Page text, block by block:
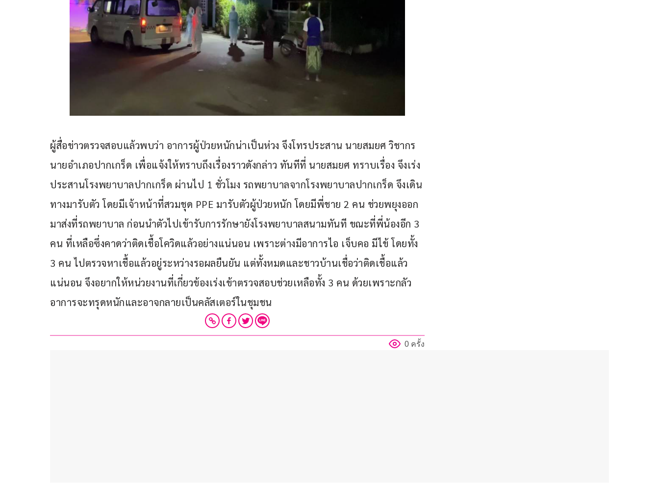
ผู้สื่อข่าวตรวจสอบแล้วพบว่า อาการผู้ป่วยหนักน่าเป็นห่วง จึงโทรประสาน นายสมยศ วิชากร
นายอำเภอปากเกร็ด เพื่อแจ้งให้ทราบถึงเรื่องราวดังกล่าว ทันทีที่ นายสมยศ ทราบเรื่อง จึงเร่ง
ประสานโรงพยาบาลปากเกร็ด ผ่านไป 1 ชั่วโมง รถพยาบาลจากโรงพยาบาลปากเกร็ด จึงเดิน
ทางมารับตัว โดยมีเจ้าหน้าที่สวมชุด PPE มารับตัวผู้ป่วยหนัก โดยมีพี่ชาย 2 คน ช่วยพยุงออก
มาส่งที่รถพยาบาล ก่อนนำตัวไปเข้ารับการรักษายังโรงพยาบาลสนามทันที ขณะที่พี่น้องอีก 3
คน ที่เหลือซึ่งคาดว่าติดเชื้อโควิดแล้วอย่างแน่นอน เพราะต่างมีอาการไอ เจ็บคอ มีไข้ โดยทั้ง
3 คน ไปตรวจหาเชื้อแล้วอยู่ระหว่างรอผลยืนยัน แต่ทั้งหมดและชาวบ้านเชื่อว่าติดเชื้อแล้ว
แน่นอน จึงอยากให้หน่วยงานที่เกี่ยวข้องเร่งเข้าตรวจสอบช่วยเหลือทั้ง 3 คน ด้วยเพราะกลัว
อาการจะทรุดหนักและอาจกลายเป็นคลัสเตอร์ในชุมชน
0 ครั้ง